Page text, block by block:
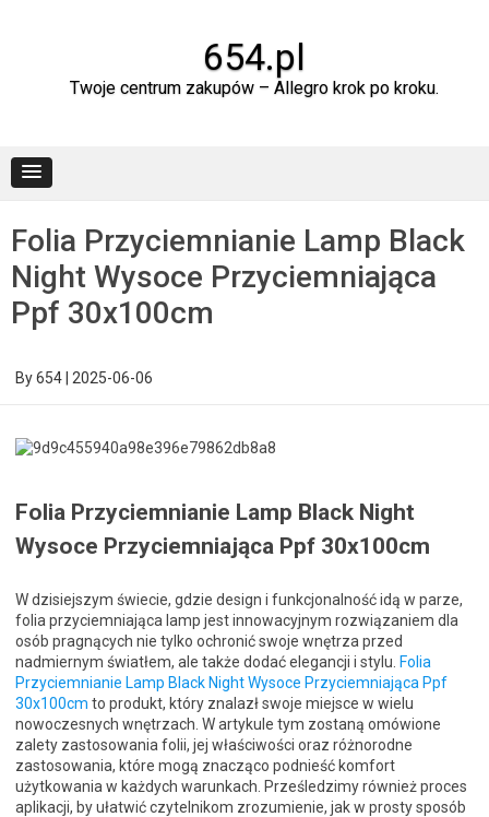
654.pl
Twoje centrum zakupów – Allegro krok po kroku.
Folia Przyciemnianie Lamp Black
Night Wysoce Przyciemniająca
Ppf 30x100cm
By654 2025-06-06
Folia Przyciemnianie Lamp Black Night
Wysoce Przyciemniająca Ppf 30x100cm
W dzisiejszym świecie, gdzie design i funkcjonalność idą w parze,
folia przyciemniająca lamp jest innowacyjnym rozwiązaniem dla
osób pragnących nie tylko ochronić swoje wnętrza przed
nadmiernym światłem, ale także dodać elegancji i stylu. Folia
Przyciemnianie Lamp Black Night Wysoce Przyciemniająca Ppf
30x100cm to produkt, który znalazł swoje miejsce w wielu
nowoczesnych wnętrzach. W artykule tym zostaną omówione
zalety zastosowania folii, jej właściwości oraz różnorodne
zastosowania, które mogą znacząco podnieść komfort
użytkowania w każdych warunkach. Prześledzimy również proces
aplikacji, by ułatwić czytelnikom zrozumienie, jak w prosty sposób